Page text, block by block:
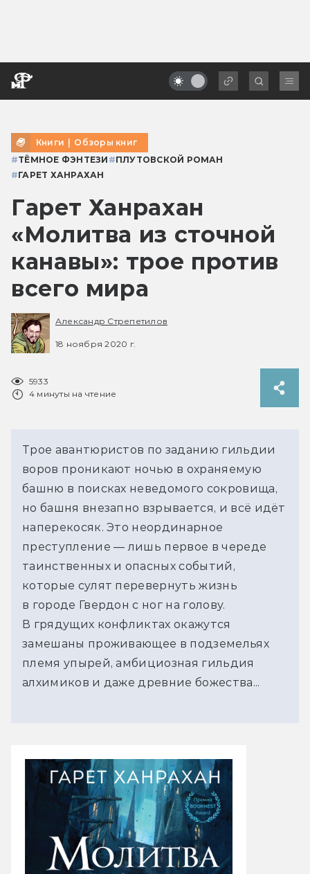
Книги | Обзоры книг
#ТЁМНОЕ ФЭНТЕЗИ #ПЛУТОВСКОЙ РОМАН
#ГАРЕТ ХАНРАХАН
Гарет Ханрахан
«Молитва из сточной
канавы»: трое против
всего мира
Александр Стрепетилов
18 ноября 2020 г.
5933
4 минуты на чтение
Трое авантюристов по заданию гильдии
воров проникают ночью в охраняемую
башню в поисках неведомого сокровища,
но башня внезапно взрывается, и всё идёт
наперекосяк. Это неординарное
преступление — лишь первое в череде
таинственных и опасных событий,
которые сулят перевернуть жизнь
в городе Гвердон с ног на голову.
В грядущих конфликтах окажутся
замешаны проживающее в подземельях
племя упырей, амбициозная гильдия
алхимиков и даже древние божества...